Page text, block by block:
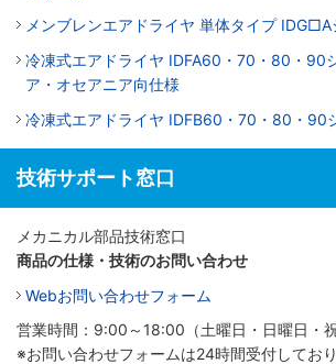
メンブレンエアドライヤ 単体タイプ IDG□A
冷凍式エアドライヤ IDFA60・70・80・90
ア・オセアニア向仕様
冷凍式エアドライヤ IDFB60・70・80・90
技術サポート窓口
メカニカル部品技術窓口
商品の仕様・技術のお問い合わせ
Webお問い合わせフォーム
営業時間：9:00～18:00（土曜日・日曜日・祝
※お問い合わせフォームは24時間受付しており